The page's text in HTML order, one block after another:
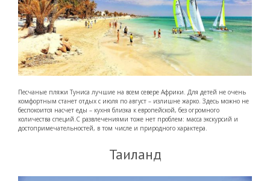
Песчаные пляжи Туниса лучшие на всем севере Африки. Для детей не очень
комфортным станет отдых с июля по август – излишне жарко. Здесь можно не
беспокоится насчет еды – кухня близка к европейской, без огромного
количества специй.С развлечениями тоже нет проблем: масса экскурсий и
достопримечательностей, в том числе и природного характера.
Таиланд